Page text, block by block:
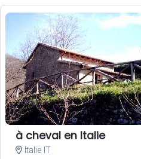
à cheval en Italie
Italie IT